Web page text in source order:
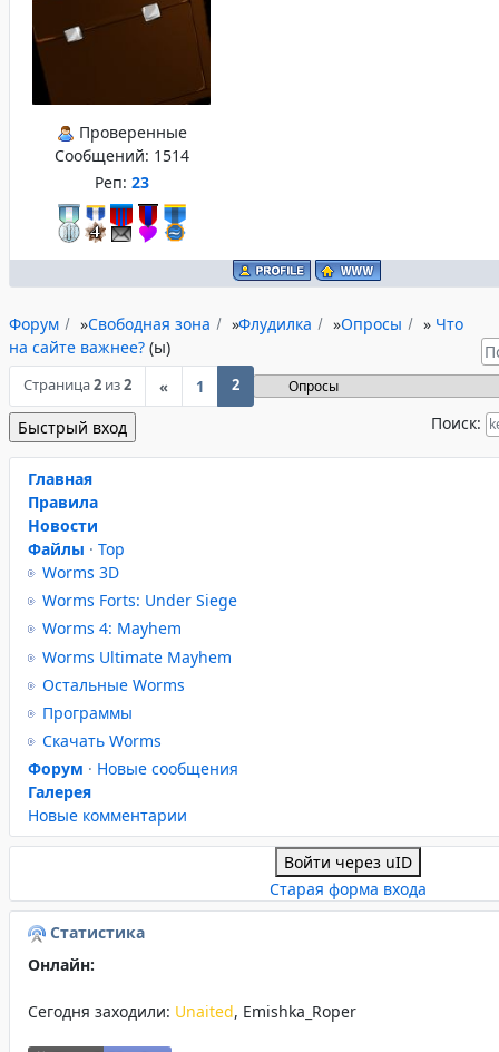
Проверенные
Сообщений: 1514
Реп: 23
Форум »Свободная зона »Флудилка »Опросы » Что
на сайте важнее? (ы)
Страница2 из2 « 1 2
Поиск:
Главная
Правила
Новости
Файлы · Top
Worms 3D
Worms Forts: Under Siege
Worms 4: Mayhem
Worms Ultimate Mayhem
Остальные Worms
Программы
Скачать Worms
Форум · Новые сообщения
Галерея
Новые комментарии
Войти через uID
Старая форма входа
Статистика
Онлайн:
Сегодня заходили: Unaited, Emishka_Roper